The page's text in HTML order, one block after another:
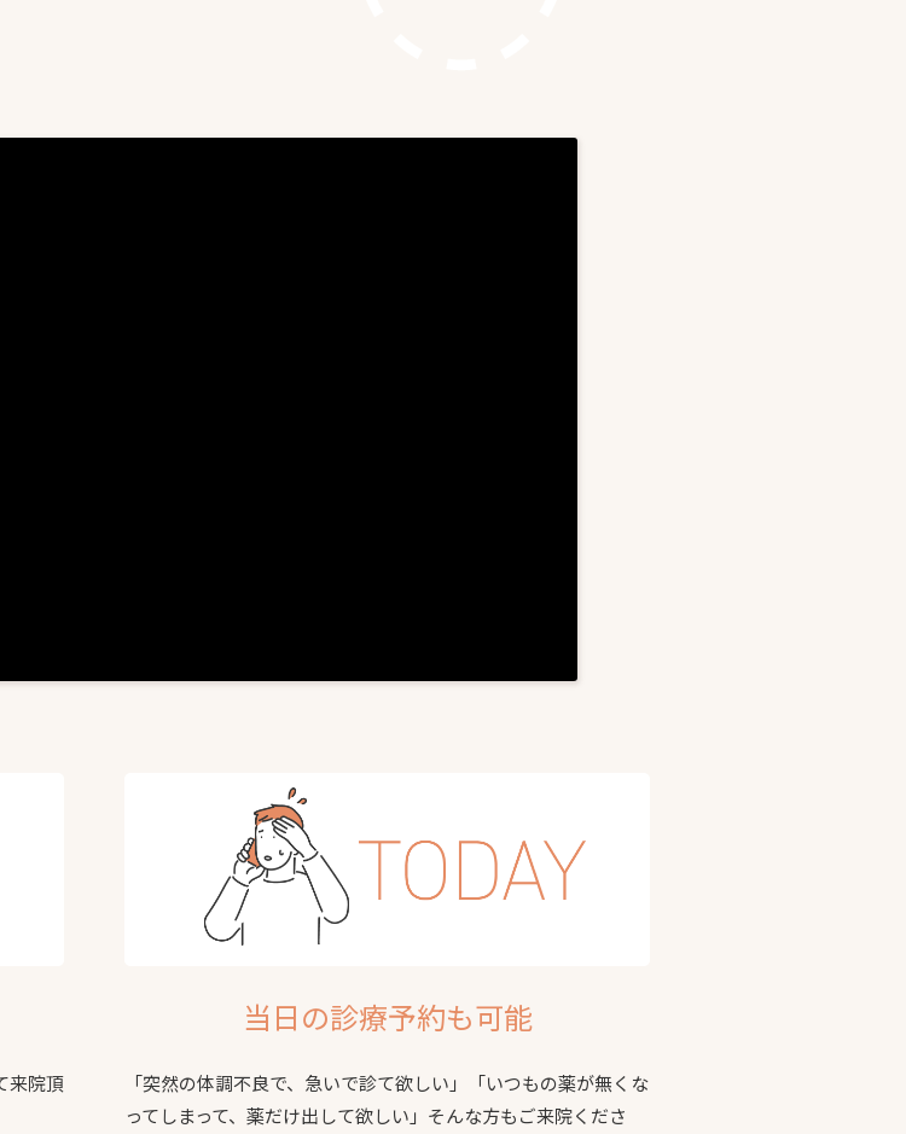
来院頂
当日の診療予約も可能
「突然の体調不良で、急いで診て欲しい」「いつもの薬が無くな
ってしまって、薬だけ出して欲しい」そんな方もご来院くださ